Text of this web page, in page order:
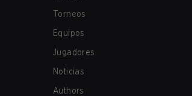
Torneos
Equipos
Jugadores
Noticias
Authors